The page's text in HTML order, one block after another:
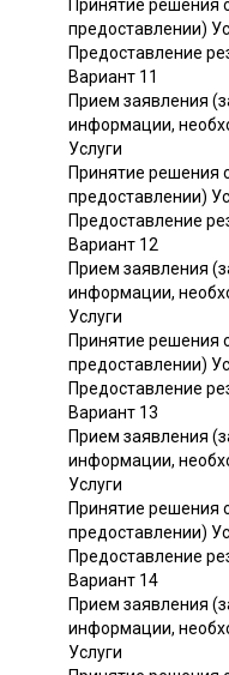
Принятие решения
предоставлении)
Предоставление
Вариант 11
Прием заявления
информации,
Услуги
Принятие решения
предоставлении)
Предоставление
Вариант 12
Прием заявления
информации,
Услуги
Принятие решения
предоставлении)
Предоставление
Вариант 13
Прием заявления
информации,
Услуги
Принятие решения
предоставлении)
Предоставление
Вариант 14
Прием заявления
информации,
Услуги